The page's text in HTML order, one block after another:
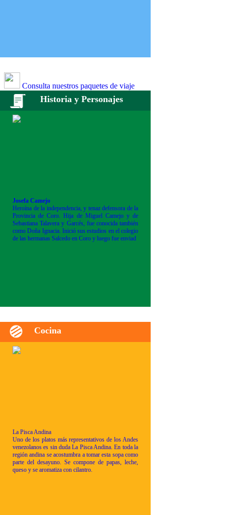
Consulta nuestros paquetes de viaje
Historia y Personajes
Josefa Camejo
Heroína de la independencia, y tenaz defensora de la
Provincia de Coro. Hija de Miguel Camejo y de
Sebastiana Talavera y Garcés, fue conocida también
como Doña Ignacia. Inició sus estudios en el colegio
de las hermanas Salcedo en Coro y luego fue enviad
Cocina
La Pisca Andina
Uno de los platos más representativos de los Andes
venezolanos es sin duda La Pisca Andina. En toda la
región andina se acostumbra a tomar esta sopa como
parte del desayuno. Se compone de papas, leche,
queso y se aromatiza con cilantro.